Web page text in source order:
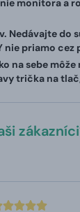
Nedávajte do
nie priamo cez
na sebe môže
trička na